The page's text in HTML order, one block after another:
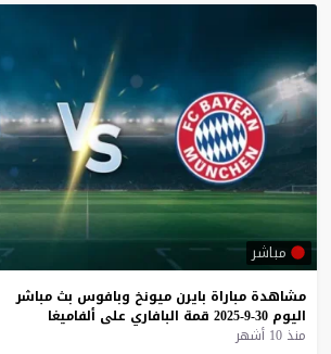
مباشر
مشاهدة مباراة بايرن ميونخ وبافوس بث مباشر
اليوم 30-9-2025 قمة البافاري على ألفاميغا
منذ 10 أشهر